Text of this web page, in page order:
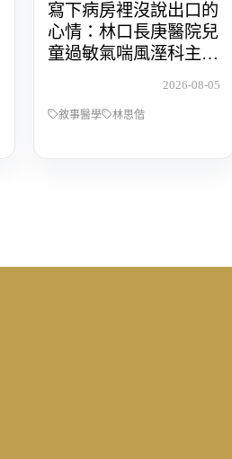
寫下病房裡沒說出口的
心情：林口長庚醫院兒
童過敏氣喘風溼科主治
2026-08-05
敘事醫學 林思偕